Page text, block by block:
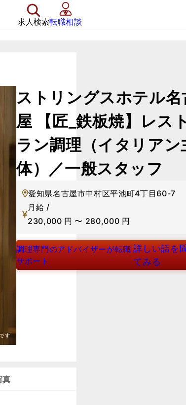
求人検索転職相談
ストリングスホテル名
屋
【匠_鉄板焼】レス
ラン調理（イタリアン
体）／一般スタッフ
愛知県名古屋市中村区平池町4丁目60-7
月給 /
230,000 円 〜 280,000 円
調理専門のアドバイザーが転職
サポート
詳しい話を
てみる
真